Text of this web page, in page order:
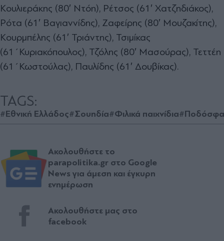
Κουλιεράκης (80′ Ντόη), Ρέτσος (61′ Χατζηδιάκος),
Ρότα (61′ Βαγιαννίδης), Ζαφείρης (80′ Μουζακίτης),
Κουρμπέλης (61′ Τριάντης), Τσιμίκας
(61΄Κυριακόπουλος), Τζόλης (80′ Μασούρας), Τεττέη
(61΄Κωστούλας), Παυλίδης (61′ Δουβίκας).
TAGS:
#Εθνική Ελλάδος#Σουηδία#Φιλικά παιχνίδια
Ακολουθήστε το
parapolitika.gr στο Google
News για άμεση και έγκυρη
ενημέρωση
Ακολουθήστε μας στο
facebook